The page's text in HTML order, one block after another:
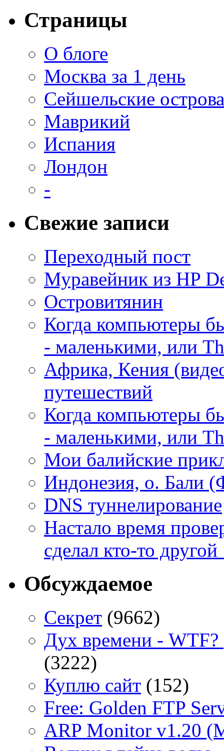
Страницы
О блоге
Москва за 1 день
Сейшельские острова
Маврикий
Испания
Лондон
-
Свежие записи
Переходный пост
Муравейник из HP
Островитянин
Когда компьютеры
- маленькими, или
Африка, Кения
путешествий
Когда компьютеры
- маленькими, или
Мои балийские
Индонезия, о. Бали
DNS туннелирование
Настало время
сделал кто-то другой
Обсуждаемое
Секрет (9662)
Дух времени - WTF?
(3222)
Куплю сайт (152)
Free: Golden FTP
ARP Monitor v1.20